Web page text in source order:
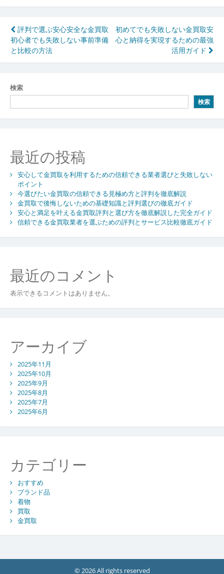
投
稿
ナ
ビ
ゲ
ー
ョ
ン
評判で選ぶ安心安全な金買取
初心者でも失敗しない事前準備
と比較の方法
初めてでも失敗しない金買取安
心と納得を実現するための最強
活用ガイド
検索
検索
最近の投稿
安心して金買取を利用するための信頼できる業者選びと失敗しない
ポイント
今選びたい金買取の信頼できる見極め方と評判を徹底解説
金買取で後悔しないための基礎知識と評判選びの徹底ガイド
安心と満足を叶える金買取評判と選び方を徹底解説した完全ガイド
信頼できる金買取業者を選ぶための評判とサービス比較徹底ガイド
最近のコメント
表示できるコメントはありません。
アーカイブ
2025年11月
2025年10月
2025年9月
2025年8月
2025年7月
2025年6月
カテゴリー
おすすめ
ブランド品
着物
買取
金買取
© 2026 All rights reserved